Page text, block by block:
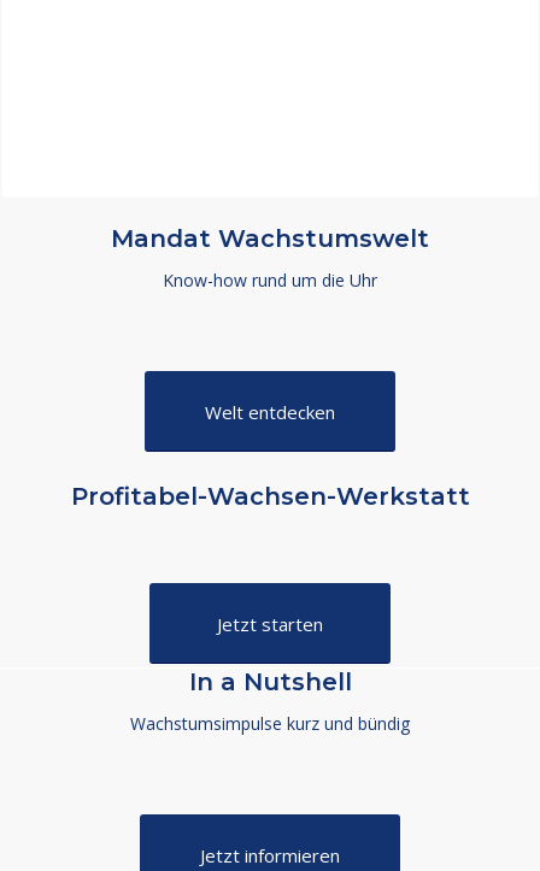
Mandat Wachstumswelt
Know-how rund um die Uhr
Welt entdecken
Profitabel-Wachsen-Werkstatt
Jetzt starten
In a Nutshell
Wachstumsimpulse kurz und bündig
Jetzt informieren